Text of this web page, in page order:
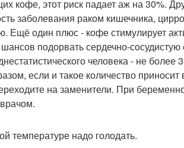
кофе, этот риск падает аж на 30%.
заболевания раком кишечника,
Ещё один плюс - кофе стимулирует
подорвать сердечно-сосудистую
человека - не
если и такое количество
на заменители. При
температуре надо голодать.